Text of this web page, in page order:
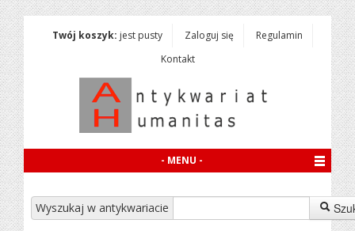
Twój koszyk: jest pusty Zaloguj się
Regulamin
Kontakt
- MENU -
Wyszukaj w antykwariacie